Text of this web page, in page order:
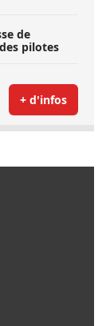
de
pilotes
+ d'infos